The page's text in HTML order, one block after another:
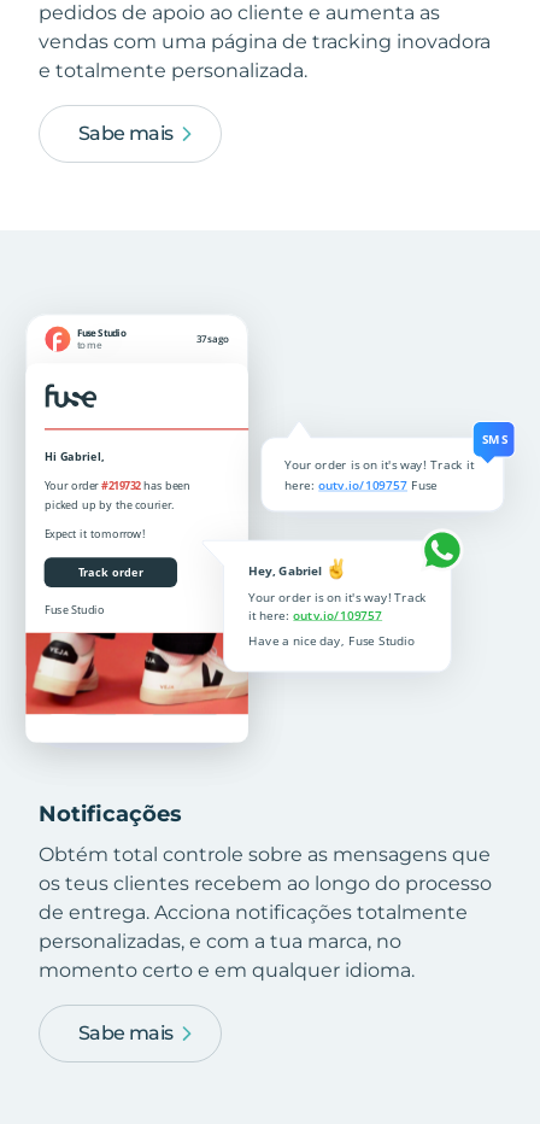
pedidos de apoio ao cliente e aumenta as
vendas com uma página de tracking inovadora
e totalmente personalizada.
Sabe mais
Notificações
Obtém total controle sobre as mensagens que
os teus clientes recebem ao longo do processo
de entrega. Acciona notificações totalmente
personalizadas, e com a tua marca, no
momento certo e em qualquer idioma.
Sabe mais